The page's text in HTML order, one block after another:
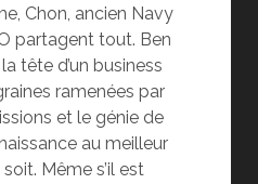
Chon, ancien Navy
partagent tout. Ben
tête d’un business
ramenées par
et le génie de
au meilleur
Même s’il est